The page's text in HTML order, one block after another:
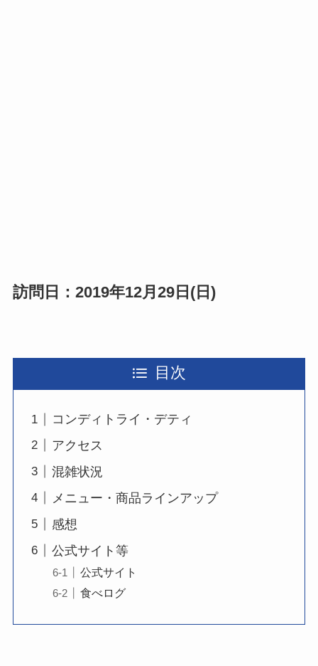
訪問日：2019年12月29日(日)
目次
コンディトライ・デティ
アクセス
混雑状況
メニュー・商品ラインアップ
感想
公式サイト等
公式サイト
食べログ